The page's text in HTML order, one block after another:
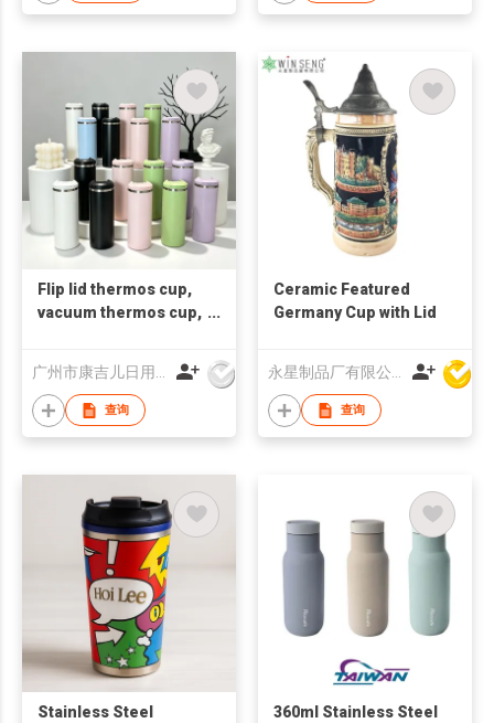
Flip lid thermos cup,
vacuum thermos cup,
customized LOGO gift
cup, promotional gift
cup
广州市康吉儿日用品有限公司
查询
Ceramic Featured
Germany Cup with Lid
永星制品厂有限公司
查询
Stainless Steel
360ml Stainless Steel